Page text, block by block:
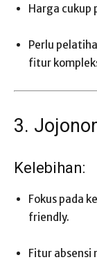
Harga cukup
Perlu
fitur
3.
Kelebihan:
Fokus pada
friendly.
Fitur absensi